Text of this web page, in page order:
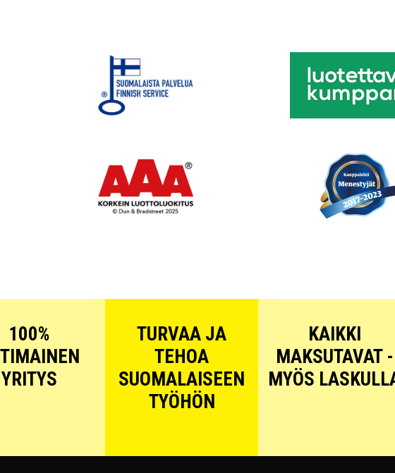
100%
YRITYS
TURVAA JA
TEHOA
SUOMALAISEEN
TYÖHÖN
KAIKKI
MAKSUTAVAT -
MYÖS